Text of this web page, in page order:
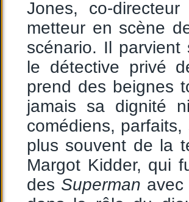
Jones, co-
metteur en scène
scénario. Il
le détective privé
prend des beignes
jamais sa dignité
comédiens,
plus souvent de la
Margot Kidder, qui
des Superman avec